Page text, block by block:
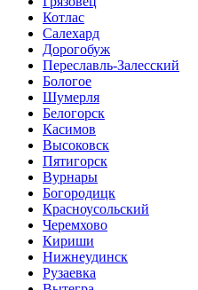
Котлас
Салехард
Дорогобуж
Переславль-Залесский
Бологое
Шумерля
Белогорск
Касимов
Высоковск
Пятигорск
Вурнары
Богородицк
Красноусольский
Черемхово
Кириши
Нижнеудинск
Рузаевка